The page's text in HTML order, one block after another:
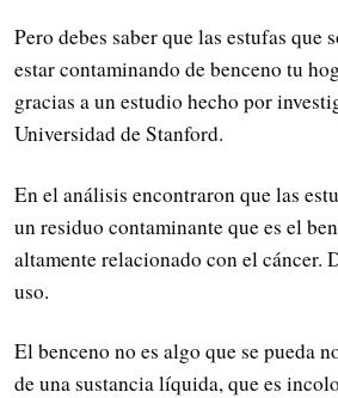
Pero debes saber que las estufas que
estar contaminando de benceno tu
gracias a un estudio hecho por
Universidad de Stanford.
En el análisis encontraron que las
un residuo contaminante que es el
altamente relacionado con el cáncer.
uso.
El benceno no es algo que se pueda
de una sustancia líquida, que es